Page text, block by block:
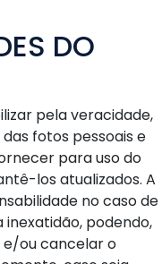
DO
pela veracidade,
fotos pessoais e
para uso do
los atualizados. A
no caso de
inexatidão, podendo,
e/ou cancelar o